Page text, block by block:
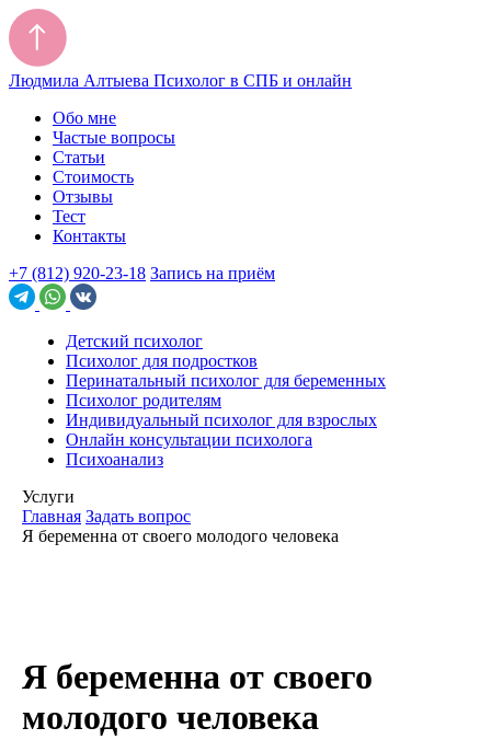
Людмила Алтыева Психолог в СПБ и онлайн
Обо мне
Частые вопросы
Статьи
Стоимость
Отзывы
Тест
Контакты
+7 (812) 920-23-18 Запись на приём
Детский психолог
Психолог для подростков
Перинатальный психолог для беременных
Психолог родителям
Индивидуальный психолог для взрослых
Онлайн консультации психолога
Психоанализ
Услуги
Главная Задать вопрос
Я беременна от своего молодого человека
Я беременна от своего
молодого человека